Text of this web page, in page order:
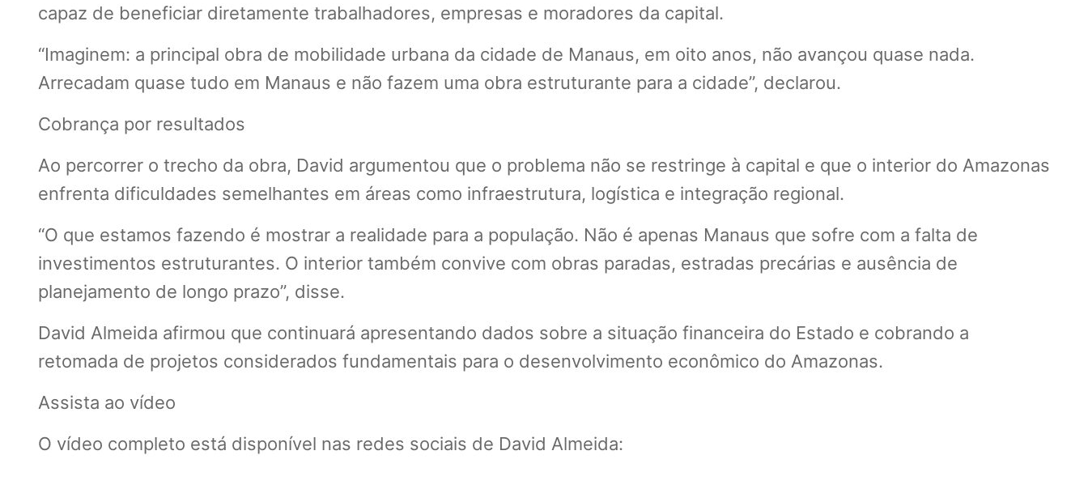
capaz de beneficiar diretamente trabalhadores, empresas e moradores da capital.
“Imaginem: a principal obra de mobilidade urbana da cidade de Manaus, em oito anos, não avançou quase nada.
Arrecadam quase tudo em Manaus e não fazem uma obra estruturante para a cidade”, declarou.
Cobrança por resultados
Ao percorrer o trecho da obra, David argumentou que o problema não se restringe à capital e que o interior do Amazonas
enfrenta dificuldades semelhantes em áreas como infraestrutura, logística e integração regional.
“O que estamos fazendo é mostrar a realidade para a população. Não é apenas Manaus que sofre com a falta de
investimentos estruturantes. O interior também convive com obras paradas, estradas precárias e ausência de
planejamento de longo prazo”, disse.
David Almeida afirmou que continuará apresentando dados sobre a situação financeira do Estado e cobrando a
retomada de projetos considerados fundamentais para o desenvolvimento econômico do Amazonas.
Assista ao vídeo
O vídeo completo está disponível nas redes sociais de David Almeida: